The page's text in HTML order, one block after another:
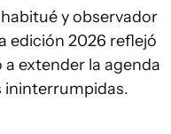
y observador
edición 2026 reflejó
extender la agenda
ininterrumpidas.